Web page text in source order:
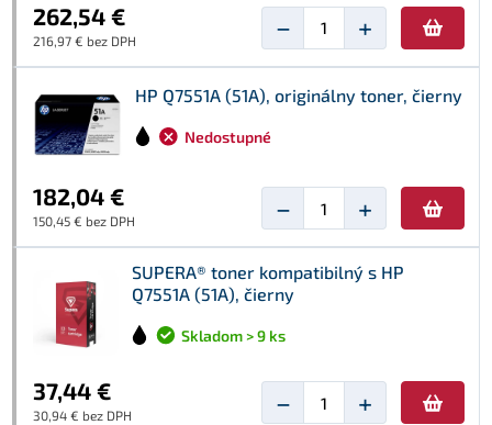
262,54 €
216,97 € bez DPH − +
HP Q7551A (51A), originálny toner, čierny
Nedostupné
182,04 €
150,45 € bez DPH − +
SUPERA® toner kompatibilný s HP
Q7551A (51A), čierny
Skladom > 9 ks
37,44 €
30,94 € bez DPH − +